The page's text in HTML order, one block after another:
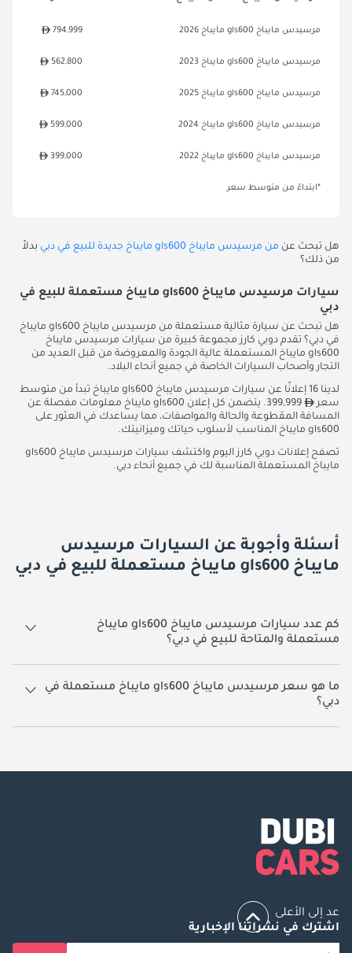
مرسيدس مايباخ gls600 مايباخ 2026 794,999
مرسيدس مايباخ gls600 مايباخ 2023 562,800
مرسيدس مايباخ gls600 مايباخ 2025 745,000
مرسيدس مايباخ gls600 مايباخ 2024 599,000
مرسيدس مايباخ gls600 مايباخ 2022 399,000
*ابتداءً من متوسط سعر
هل تبحث عن من مرسيدس مايباخ gls600 مايباخ جديدة للبيع في دبي
بدلاً
من ذلك؟
سيارات مرسيدس مايباخ gls600 مايباخ مستعملة للبيع في
دبي
هل تبحث عن سيارة مثالية مستعملة من مرسيدس مايباخ gls600 مايباخ
في دبي؟ تقدم دوبي كارز مجموعة كبيرة من سيارات مرسيدس مايباخ
gls600 مايباخ المستعملة عالية الجودة والمعروضة من قبل العديد من
التجار وأصحاب السيارات الخاصة في جميع أنحاء البلاد.
لدينا 16 إعلانًا عن سيارات مرسيدس مايباخ gls600 مايباخ تبدأ من متوسط
سعر
399,999. يتضمن كل إعلان gls600 مايباخ معلومات مفصلة عن
المسافة المقطوعة والحالة والمواصفات، مما يساعدك في العثور على
gls600 مايباخ المناسب لأسلوب حياتك وميزانيتك.
تصفح إعلانات دوبي كارز اليوم واكتشف سيارات مرسيدس مايباخ gls600
مايباخ المستعملة المناسبة لك في جميع أنحاء دبي.
أسئلة وأجوبة عن السيارات مرسيدس
مايباخ gls600 مايباخ مستعملة للبيع في دبي
كم عدد سيارات مرسيدس مايباخ gls600 مايباخ
مستعملة والمتاحة للبيع في دبي؟
16 سيارة مرسيدس مايباخ gls600 مايباخ مستعملة متوفرة للبيع في دبي.
ما هو سعر مرسيدس مايباخ gls600 مايباخ مستعملة في
دبي؟
يبدأ سعر سيارة مرسيدس مايباخ gls600 مايباخ مستعملة في دبي
عد إلى الأعلى
اشترك في نشراتنا الإخبارية